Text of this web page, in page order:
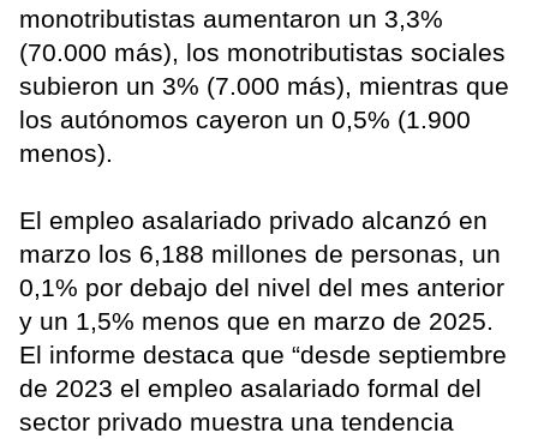
monotributistas aumentaron un 3,3%
(70.000 más), los monotributistas sociales
subieron un 3% (7.000 más), mientras que
los autónomos cayeron un 0,5% (1.900
menos).
El empleo asalariado privado alcanzó en
marzo los 6,188 millones de personas, un
0,1% por debajo del nivel del mes anterior
y un 1,5% menos que en marzo de 2025.
El informe destaca que “desde septiembre
de 2023 el empleo asalariado formal del
sector privado muestra una tendencia